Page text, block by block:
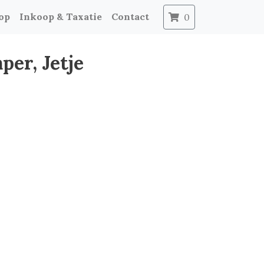
Inkoop & Taxatie Contact 0
Jetje